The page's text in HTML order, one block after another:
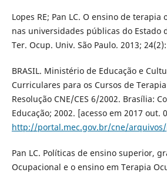
Lopes RE; Pan LC. O ensino de terapia
nas universidades públicas do Estado
Ter. Ocup. Univ. São Paulo. 2013;
BRASIL. Ministério de Educação e
Curriculares para os Cursos de
Resolução CNE/CES 6/2002. Brasília:
Educação; 2002. [acesso em 2017 out.
http://portal.mec.gov.br/cne/arquivos/
Pan LC. Políticas de ensino superior,
Ocupacional e o ensino em Terapia